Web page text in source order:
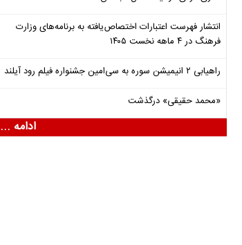
انتشار فهرست اعتبارات اختصاص‌یافته به برنامه‌های وزارت
فرهنگ در ۴ ماهه نخست ۱۴۰۵
راهیابی ۲ انیمیشن سوره به سی‌امین جشنواره فیلم رود آیلند
«محمد حقیقی» درگذشت
ادامه ...